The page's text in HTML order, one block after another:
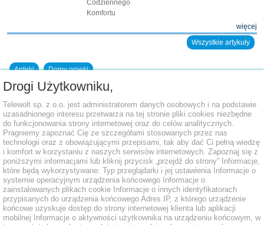
Codziennego
Komfortu
więcej
Wszystkie artykuły
Apteki Domy opieki
Dodaj placówkę do bazy
Drogi Użytkowniku,
Telewolt sp. z o.o. jest administratorem danych osobowych i na podstawie
uzasadnionego interesu przetwarza na tej stronie pliki cookies niezbędne
do funkcjonowania strony internetowej oraz do celów analitycznych.
Pragniemy zapoznać Cię ze szczegółami stosowanych przez nas
technologii oraz z obowiązującymi przepisami, tak aby dać Ci pełną wiedzę
i komfort w korzystaniu z naszych serwisów internetowych. Zapoznaj się z
poniższymi informacjami lub kliknij przycisk „przejdź do strony” Informacje,
które będą wykorzystywane: Typ przeglądarki i jej ustawienia Informacje o
systemie operacyjnym urządzenia końcowego Informacje o
zainstalowanych plikach cookie Informacje o innych identyfikatorach
przypisanych do urządzenia końcowego Adres IP, z którego urządzenie
końcowe uzyskuje dostęp do strony internetowej klienta lub aplikacji
mobilnej Informacje o aktywności użytkownika na urządzeniu końcowym, w